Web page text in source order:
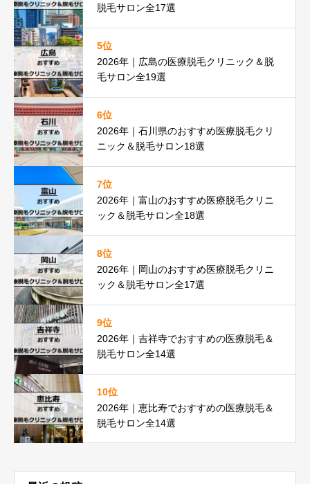
脱毛サロン全17選
5位
2026年｜広島の医療脱毛クリニック＆脱
毛サロン全19選
6位
2026年｜石川県のおすすめ医療脱毛クリ
ニック＆脱毛サロン18選
7位
2026年｜富山のおすすめ医療脱毛クリニ
ック＆脱毛サロン全18選
8位
2026年｜岡山のおすすめ医療脱毛クリニ
ック＆脱毛サロン全17選
9位
2026年｜吉祥寺でおすすめの医療脱毛＆
脱毛サロン全14選
10位
2026年｜恵比寿でおすすめの医療脱毛＆
脱毛サロン全14選